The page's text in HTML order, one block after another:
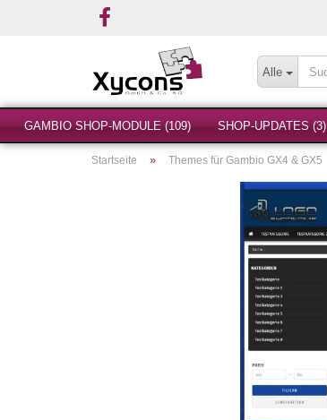
Alle
GAMBIO SHOP-MODULE (109) SHOP-UPDATES (3)
Startseite » Themes für Gambio GX4 & GX5